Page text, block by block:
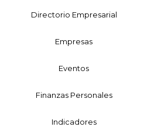
Directorio Empresarial
Empresas
Eventos
Finanzas Personales
Indicadores